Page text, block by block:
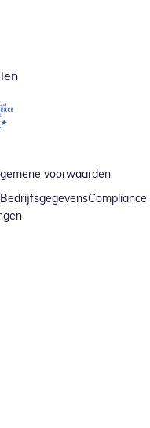
nieuw venster
venster
in nieuw venster
voorwaarden
BedrijfsgegevensCompliance